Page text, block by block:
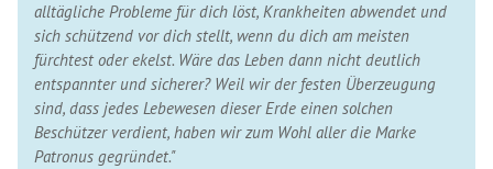
alltägliche Probleme für dich löst, Krankheiten abwendet und
sich schützend vor dich stellt, wenn du dich am meisten
fürchtest oder ekelst. Wäre das Leben dann nicht deutlich
entspannter und sicherer? Weil wir der festen Überzeugung
sind, dass jedes Lebewesen dieser Erde einen solchen
Beschützer verdient, haben wir zum Wohl aller die Marke
Patronus gegründet."